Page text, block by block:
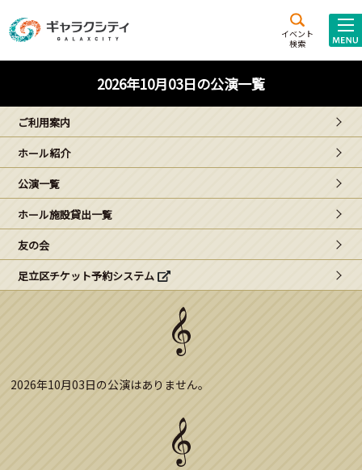
イベント
検索
施設案内
西新井
文化ホール
ギャラクシティとは
こどもみーてぃんぐ
Gがくえん
ブランドからのお知らせ
2026年10月03日の公演一覧
ご利用案内
ホール紹介
公演一覧
ホール施設貸出一覧
友の会
足立区チケット予約システム
2026年10月03日の公演はありません。